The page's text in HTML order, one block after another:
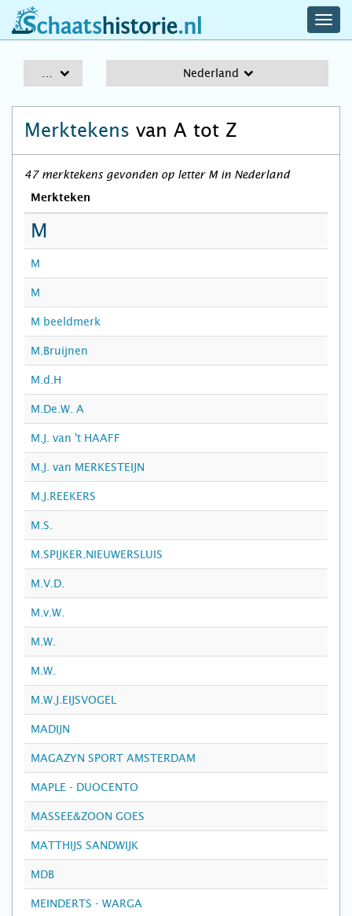
schaatshistorie.nl
Nederland
Merktekens van A tot Z
47 merktekens gevonden op letter M in Nederland
Merkteken
M
M
M
M beeldmerk
M.Bruijnen
M.d.H
M.De.W. A
M.J. van 't HAAFF
M.J. van MERKESTEIJN
M.J.REEKERS
M.S.
M.SPIJKER.NIEUWERSLUIS
M.V.D.
M.v.W.
M.W.
M.W.
M.W.J.EIJSVOGEL
MADIJN
MAGAZYN SPORT AMSTERDAM
MAPLE - DUOCENTO
MASSEE&ZOON GOES
MATTHIJS SANDWIJK
MDB
MEINDERTS - WARGA